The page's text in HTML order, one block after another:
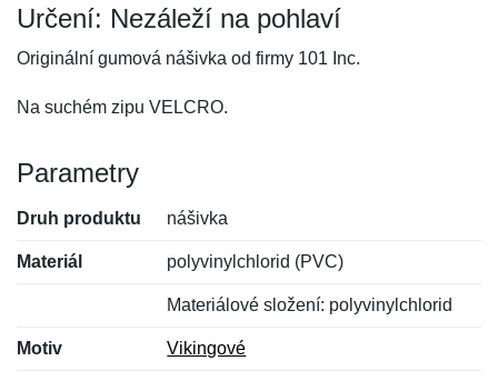
Určení: Nezáleží na pohlaví
Originální gumová nášivka od firmy 101 Inc.
Na suchém zipu VELCRO.
Parametry
Druh produktu nášivka
Materiál polyvinylchlorid (PVC)
Materiálové složení: polyvinylchlorid
Motiv Vikingové